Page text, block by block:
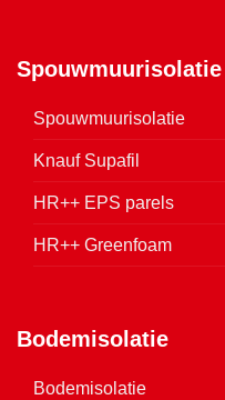
Spouwmuurisolatie
Spouwmuurisolatie
Knauf Supafil
HR++ EPS parels
HR++ Greenfoam
Bodemisolatie
Bodemisolatie